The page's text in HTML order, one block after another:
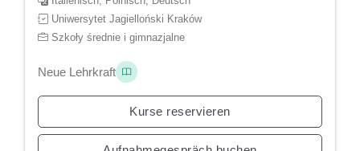
Uniwersytet Jagielloński Kraków
Szkoły średnie i gimnazjalne
Neue Lehrkraft
Kurse reservieren